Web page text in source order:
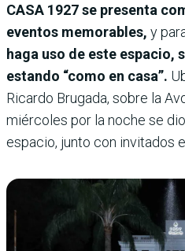
CASA 1927 se presenta
eventos memorables, y
haga uso de este espacio,
estando “como en casa”.
Ricardo Brugada, sobre la
miércoles por la noche se
espacio, junto con invitados